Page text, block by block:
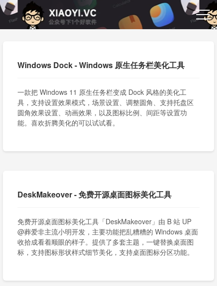
Windows Dock - Windows 原生任务栏美化工具
一款把 Windows 11 原生任务栏变成 Dock 风格的美化工
具，支持设置效果模式，场景设置、调整圆角、支持托盘区
圆角效果设置、动画效果，以及图标比例、间距等设置功
能。喜欢折腾美化的可以试试看。
DeskMakeover - 免费开源桌面图标美化工具
免费开源桌面图标美化工具「DeskMakeover」由 B 站 UP
@葬爱非主流小明开发，主要功能把乱糟糟的 Windows 桌面
收拾成看着顺眼的样子。提供了多套主题，一键替换桌面图
标，支持图标形状样式细节美化，支持桌面图标分区功能。